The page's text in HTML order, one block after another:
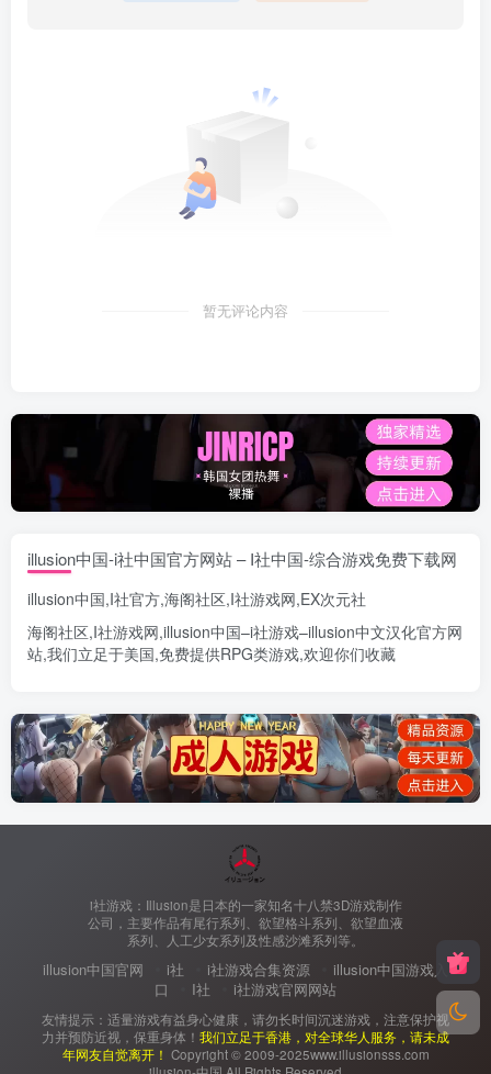
暂无评论内容
illusion中国-i社中国官方网站 – I社中国-综合游戏免费下载网
illusion中国,I社官方,海阁社区,I社游戏网,EX次元社
海阁社区,I社游戏网,illusion中国–i社游戏–illusion中文汉化官方网
站,我们立足于美国,免费提供RPG类游戏,欢迎你们收藏
i社游戏：Illusion是日本的一家知名十八禁3D游戏制作
公司，主要作品有尾行系列、欲望格斗系列、欲望血液
系列、人工少女系列及性感沙滩系列等。
illusion中国官网 i社 i社游戏合集资源
illusion中国游戏入
口
I社 i社游戏官网网站
友情提示：适量游戏有益身心健康，请勿长时间沉迷游戏，注意保护视
力并预防近视，保重身体！ 我们立足于香港，对全球华人服务，请未成
年网友自觉离开！ Copyright © 2009-2025www.illusionsss.com